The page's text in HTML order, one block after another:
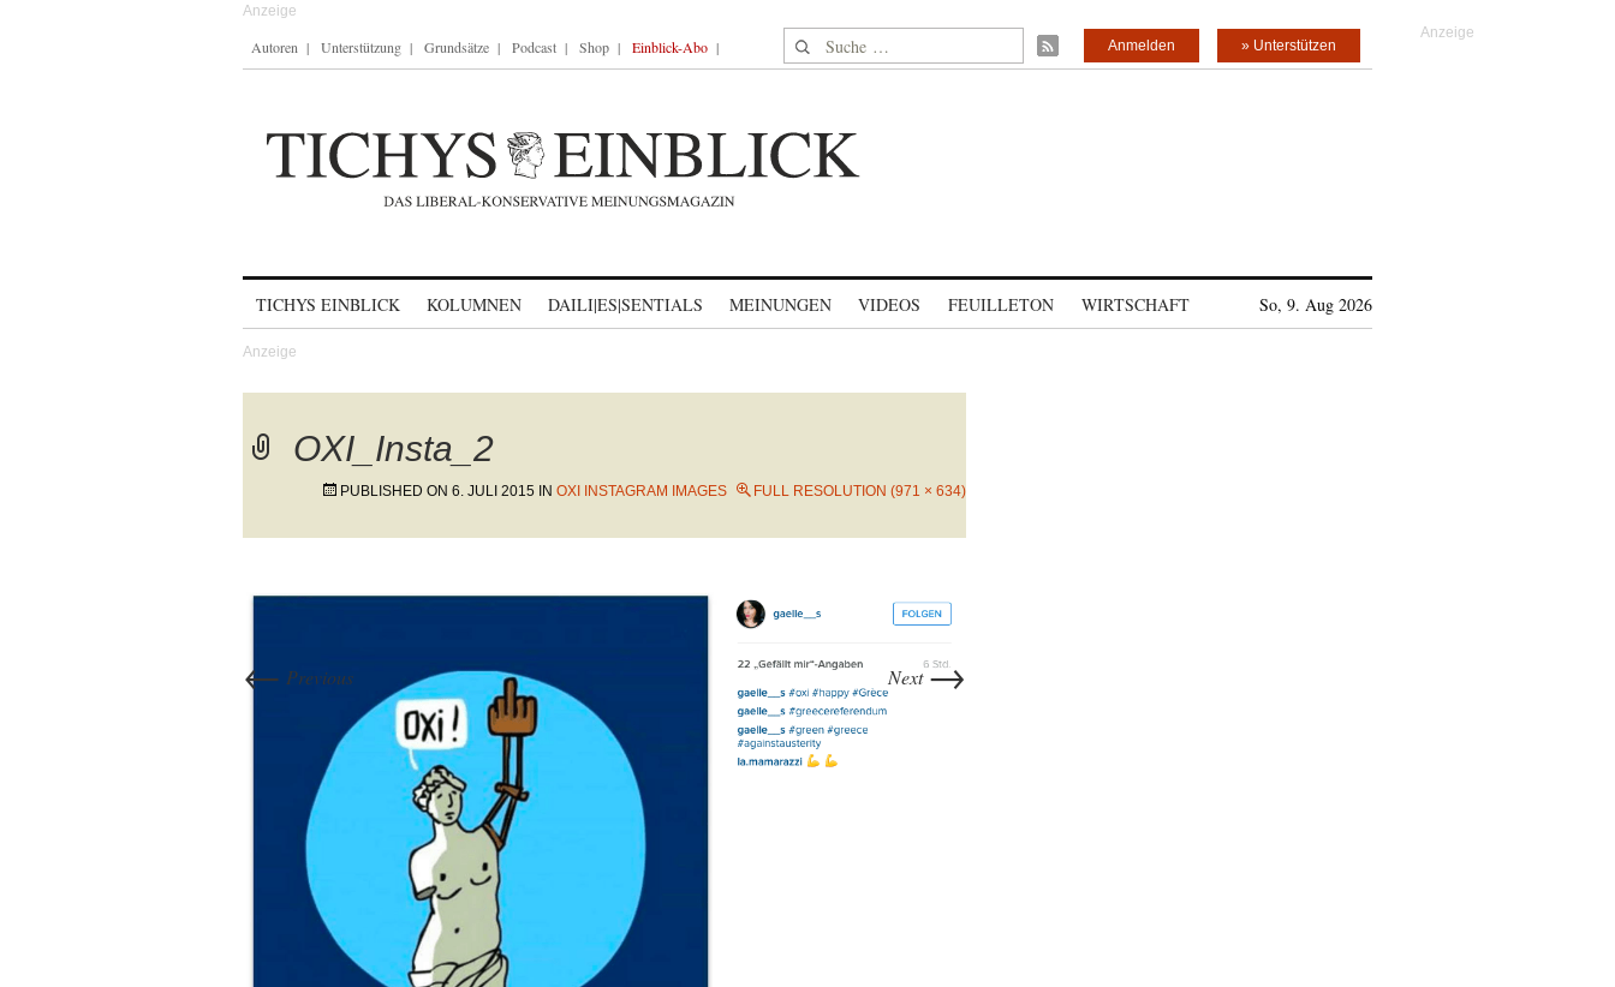
Autoren Unterstützung Grundsätze Podcast Shop Einblick-Abo Suche nach: » Unterstützen
Anmelden
TICHYS EINBLICK KOLUMNEN DAILI|ES|SENTIALS MEINUNGEN VIDEOS FEUILLETON WIRTSCHAFT So, 9. Aug 2026
OXI_Insta_2
PUBLISHED ON 6. JULI 2015 IN OXI INSTAGRAM IMAGES FULL RESOLUTION (971 × 634)
← Previous Next→